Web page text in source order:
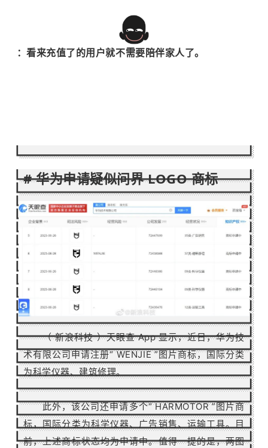
：看来充值了的用户就不需要陪伴家人了。
#华为申请疑似问界 LOGO 商标
（ 新浪科技 ）天眼查 App 显示，近日，华为技
术有限公司申请注册“ WENJIE ”图片商标，国际分类
为科学仪器、建筑修理。
此外，该公司还申请多个“ HARMOTOR ”图片商
标，国际分类为科学仪器、广告销售、运输工具。目
前，上述商标状态均为申请中。值得一提的是，两图